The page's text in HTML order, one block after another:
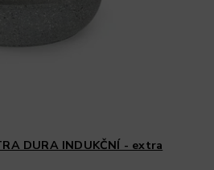
DURA INDUKČNÍ - extra